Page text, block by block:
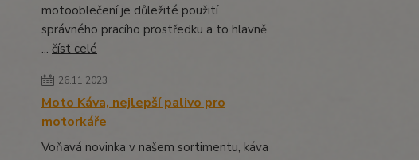
motooblečení je důležité použití
správného pracího prostředku a to hlavně
... číst celé
26.11.2023
Moto Káva, nejlepší palivo pro
motorkáře
Voňavá novinka v našem sortimentu, káva